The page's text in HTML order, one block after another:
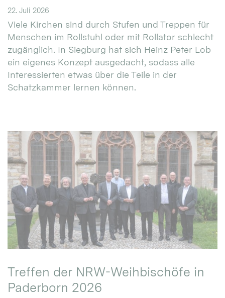
22. Juli 2026
Viele Kirchen sind durch Stufen und Treppen für
Menschen im Rollstuhl oder mit Rollator schlecht
zugänglich. In Siegburg hat sich Heinz Peter Lob
ein eigenes Konzept ausgedacht, sodass alle
Interessierten etwas über die Teile in der
Schatzkammer lernen können.
Treffen der NRW-Weihbischöfe in
Paderborn 2026